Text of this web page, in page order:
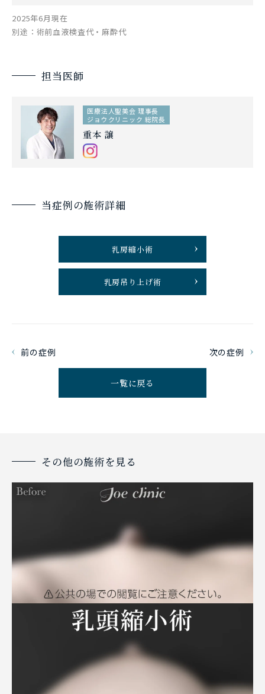
2025年6月現在
別途：術前血液検査代・麻酔代
担当医師
医療法人聖美会 理事長
ジョウクリニック 総院長
重本 譲
当症例の施術詳細
乳房縮小術
乳房吊り上げ術
前の症例 次の症例
一覧に戻る
その他の施術を見る